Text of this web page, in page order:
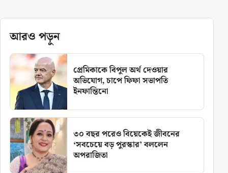
আরও পড়ুন
প্রেমিকাকে বিপুল অর্থ দেওয়ার
অভিযোগ, চাপে ফিফা সভাপতি
ইনফান্তিনো
৩০ বছর পরেও বিয়েকেই জীবনের
‘সবচেয়ে বড় পুরস্কার’ বললেন
অপরাজিতা